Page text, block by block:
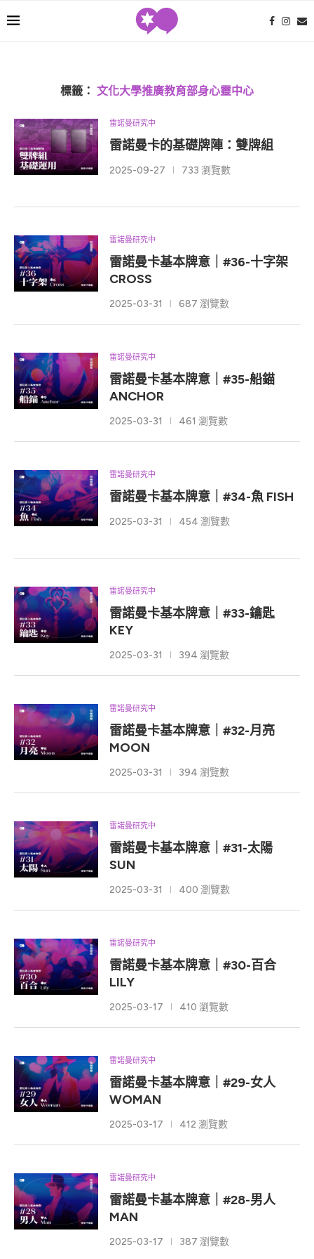
標籤： 文化大學推廣教育部身心靈中心
雷諾曼研究中
雷諾曼卡的基礎牌陣：雙牌組
2025-09-27 733 瀏覽數
雷諾曼研究中
雷諾曼卡基本牌意｜#36-十字架
CROSS
2025-03-31 687 瀏覽數
雷諾曼研究中
雷諾曼卡基本牌意｜#35-船錨
ANCHOR
2025-03-31 461 瀏覽數
雷諾曼研究中
雷諾曼卡基本牌意｜#34-魚 FISH
2025-03-31 454 瀏覽數
雷諾曼研究中
雷諾曼卡基本牌意｜#33-鑰匙
KEY
2025-03-31 394 瀏覽數
雷諾曼研究中
雷諾曼卡基本牌意｜#32-月亮
MOON
2025-03-31 394 瀏覽數
雷諾曼研究中
雷諾曼卡基本牌意｜#31-太陽
SUN
2025-03-31 400 瀏覽數
雷諾曼研究中
雷諾曼卡基本牌意｜#30-百合
LILY
2025-03-17 410 瀏覽數
雷諾曼研究中
雷諾曼卡基本牌意｜#29-女人
WOMAN
2025-03-17 412 瀏覽數
雷諾曼研究中
雷諾曼卡基本牌意｜#28-男人
MAN
2025-03-17 387 瀏覽數